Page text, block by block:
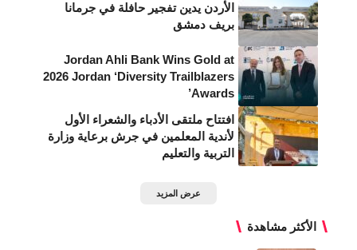
الأردن يدين تفجير حافلة في جرمانا
بريف دمشق
Jordan Ahli Bank Wins Gold at
2026 Jordan ‘Diversity Trailblazers
Awards’
افتتاح ملتقى الأدباء والشعراء الأول
لأندية المعلمين في جرش برعاية وزارة
التربية والتعليم
عرض المزيد
الأكثر مشاهدة